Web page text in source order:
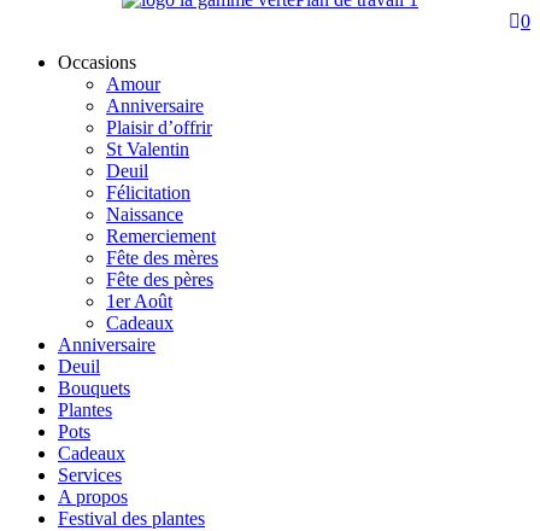
0
Occasions
Amour
Anniversaire
Plaisir d’offrir
St Valentin
Deuil
Félicitation
Naissance
Remerciement
Fête des mères
Fête des pères
1er Août
Cadeaux
Anniversaire
Deuil
Bouquets
Plantes
Pots
Cadeaux
Services
A propos
Festival des plantes